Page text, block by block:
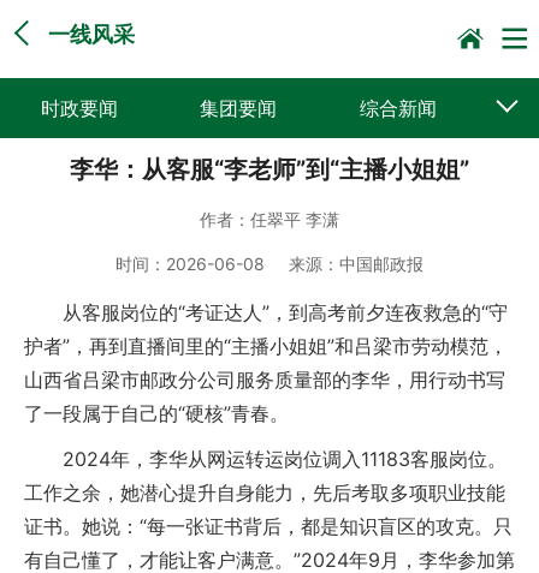
一线风采
时政要闻 集团要闻 综合新闻
媒体聚焦 党建动态 普遍服务
企业文化
李华：从客服“李老师”到“主播小姐姐”
作者： 任翠平 李潇
时间： 2026-06-08 来源： 中国邮政报
从客服岗位的“考证达人”，到高考前夕连夜救急的“守
护者”，再到直播间里的“主播小姐姐”和吕梁市劳动模范，
山西省吕梁市邮政分公司服务质量部的李华，用行动书写
了一段属于自己的“硬核”青春。
2024年，李华从网运转运岗位调入11183客服岗位。
工作之余，她潜心提升自身能力，先后考取多项职业技能
证书。她说：“每一张证书背后，都是知识盲区的攻克。只
有自己懂了，才能让客户满意。”2024年9月，李华参加第